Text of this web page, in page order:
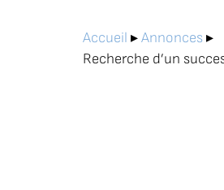
Accueil ▸Annonces▸